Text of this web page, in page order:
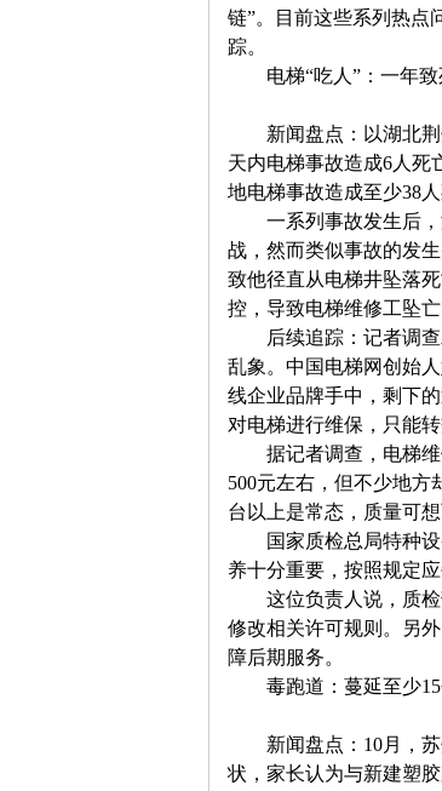
链”。目前这些系列热点
踪。
电梯“吃人 ” ：一年
新闻盘点：以湖北荆
天内电梯事故造成6人死
地电梯事故造成至少38
一系列事故发生后，
战，然而类似事故的发生
致他径直从电梯井坠落死
控，导致电梯维修工坠亡
后续追踪：记者调查
乱象。中国电梯网创始
线企业品牌手中，剩下
对电梯进行维保，只能
据记者调查，电梯维
500元左右，但不少地方
台以上是常态，质量可想
国家质检总局特种设
养十分重要，按照规定
这位负责人说，质检
修改相关许可规则。另
障后期服务。
毒跑道：蔓延至少15
新闻盘点： 10月，
状，家长认为与新建塑